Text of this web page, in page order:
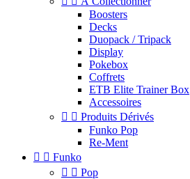
Boosters
Decks
Duopack / Tripack
Display
Pokebox
Coffrets
ETB Elite Trainer Box
Accessoires
  Produits Dérivés
Funko Pop
Re-Ment
  Funko
  Pop